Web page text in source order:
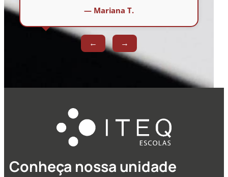
— Mariana T.
← →
Conheça nossa unidade